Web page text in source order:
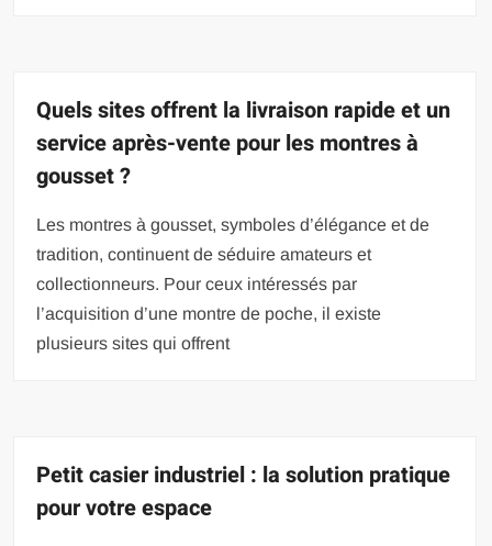
Quels sites offrent la livraison rapide et un
service après-vente pour les montres à
gousset ?
Les montres à gousset, symboles d’élégance et de
tradition, continuent de séduire amateurs et
collectionneurs. Pour ceux intéressés par
l’acquisition d’une montre de poche, il existe
plusieurs sites qui offrent
Petit casier industriel : la solution pratique
pour votre espace